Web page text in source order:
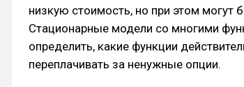
низкую стоимость, но при этом могут
Стационарные модели со многими
определить, какие функции
переплачивать за ненужные опции.